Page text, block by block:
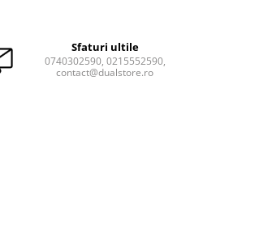
Sfaturi ultile
0740302590, 0215552590,
contact@dualstore.ro